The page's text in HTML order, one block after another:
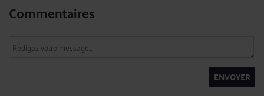
Commentaires
ENVOYER